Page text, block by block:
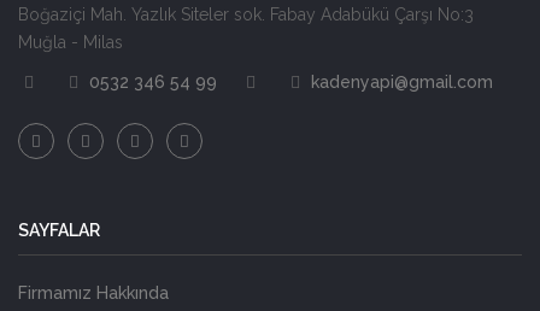
Boğaziçi Mah. Yazlık Siteler sok. Fabay Adabükü Çarşı No:3
Muğla - Milas
0532 346 54 99 kadenyapi@gmail.com
SAYFALAR
Firmamız Hakkında